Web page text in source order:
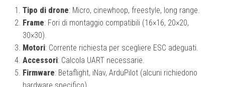
Tipo di drone: Micro, cinewhoop, freestyle, long range.
Frame: Fori di montaggio compatibili (16×16, 20×20,
30×30).
Motori: Corrente richiesta per scegliere ESC adeguati.
Accessori: Calcola UART necessarie.
Firmware: Betaflight, iNav, ArduPilot (alcuni richiedono